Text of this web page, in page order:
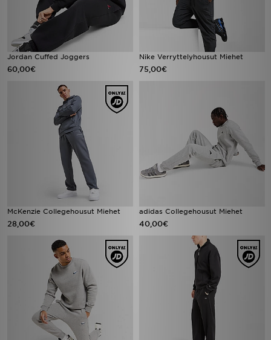
Jordan Cuffed Joggers
60,00€
Nike Verryttelyhousut Miehet
75,00€
McKenzie Collegehousut Miehet
28,00€
adidas Collegehousut Miehet
40,00€